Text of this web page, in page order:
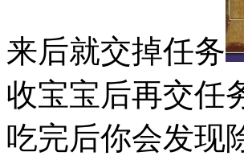
来后就交掉任务
收宝宝后再交任
吃完后你会发现